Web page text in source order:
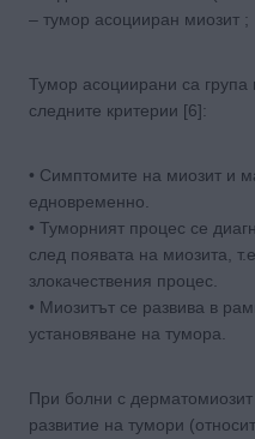
– тумор асоцииран миозит ;
Тумор асоциирани са група
следните критерии [6]:
• Симптомите на миозит и
едновременно.
• Туморният процес се
след появата на миозита,
злокачествения процес.
• Миозитът се развива в
установяване на тумора.
При болни с дерматомиозит
развитие на тумори